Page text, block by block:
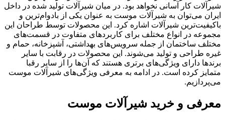
شیرآلات کار آسانی نخواهد بود. در میان شیرآلات تولید شده در داخل
ایران می‌توان به شیرآلات موست به عنوان یکی از بادوام‌ترین و
باکیفیت‌ترین شیرآلات اشاره کرد. این محصولات توسط طراحان این
مجموعه در انواع مختلف برای کاربردهای متفاوت در قسمت‌های
مختلف ساختمان از جمله سرویس‌های بهداشتی، آشپزخانه، حمام و
غیره طراحی و تولید می‌شوند. این محصولات در رقابت با سایر
برندها دارای ویژگی‌های برتری هستند که آن‌ها را از سایر رقبا
متمایز کرده است. در ادامه به معرفی ویژگی‌های شیرآلات موست
می‌پردازیم.
معرفی و خرید شیرآلات موست